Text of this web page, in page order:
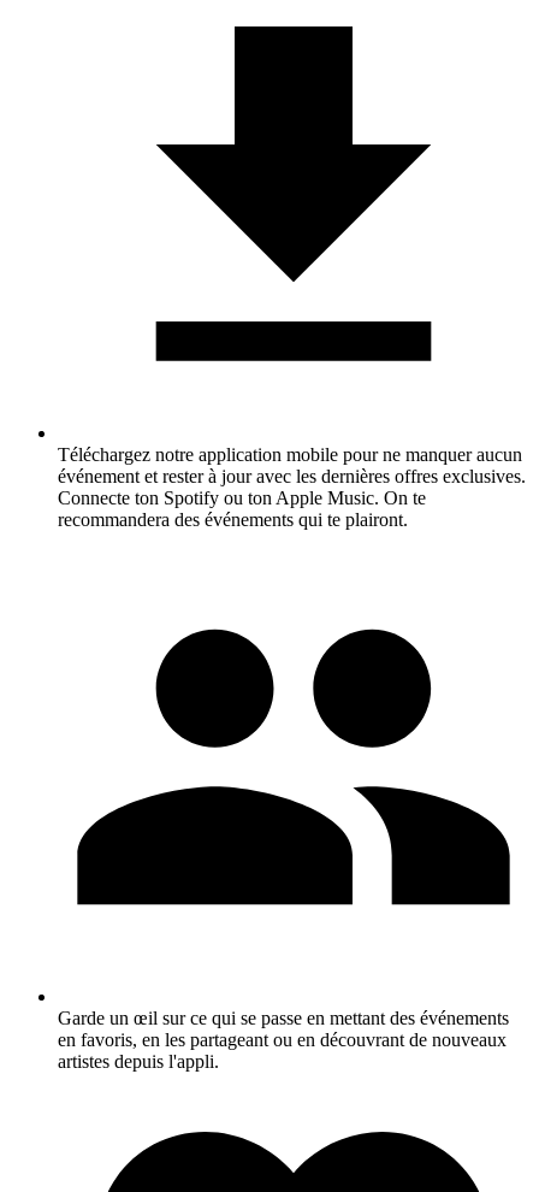
Téléchargez notre application mobile pour ne manquer aucun
événement et rester à jour avec les dernières offres exclusives.
Connecte ton Spotify ou ton Apple Music. On te
recommandera des événements qui te plairont.
Garde un œil sur ce qui se passe en mettant des événements
en favoris, en les partageant ou en découvrant de nouveaux
artistes depuis l'appli.